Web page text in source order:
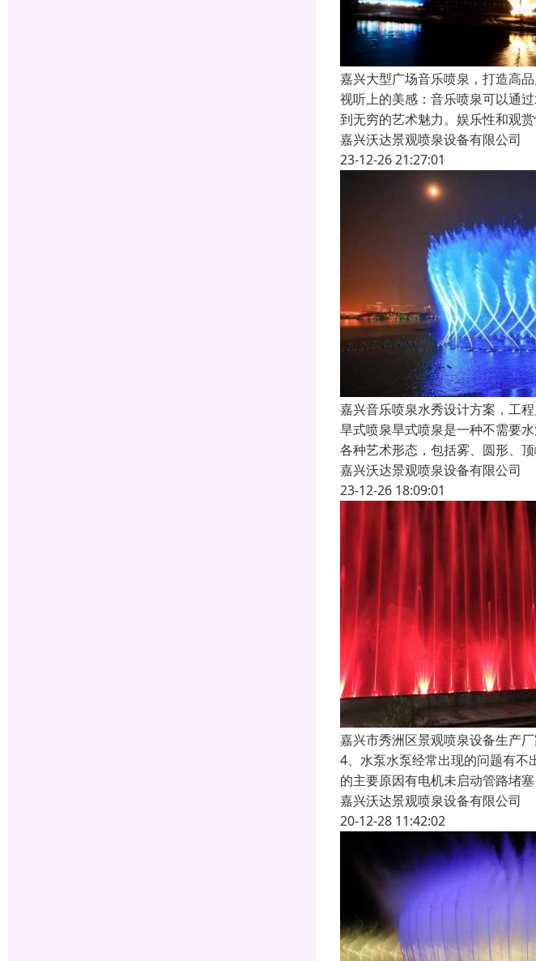
嘉兴大型广场音乐喷泉，打造高
视听上的美感：音乐喷泉可以通
到无穷的艺术魅力。娱乐性和观
嘉兴沃达景观喷泉设备有限公司
23-12-26 21:27:01
嘉兴音乐喷泉水秀设计方案，工
旱式喷泉旱式喷泉是一种不需要
各种艺术形态，包括雾、圆形、
嘉兴沃达景观喷泉设备有限公司
23-12-26 18:09:01
嘉兴市秀洲区景观喷泉设备生产
4、水泵水泵经常出现的问题有
的主要原因有电机未启动管路堵
嘉兴沃达景观喷泉设备有限公司
20-12-28 11:42:02